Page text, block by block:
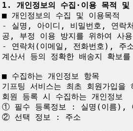
1. 개인정보의 수집·이용 목적 및
■ 개인정보의 수집 및 이용목적
- 실명, 아이디, 비밀번호, 연락
공, 부정 이용 방지를 위하여 사용
- 연락처(이메일, 전화번호), 주
계산서 등의 정확한 배송지 확보
■ 수집하는 개인정보 항목
기프팅 서비스는 최초 회원가입
회원 등록 시 수집하는 개인정보
① 필수 등록정보 : 실명(이름),
② 선택 정보 : 주소